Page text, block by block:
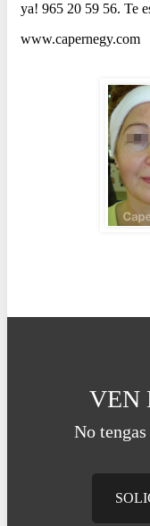
ya! 965 20 59 56. Te
www.capernegy.com
VEN
No